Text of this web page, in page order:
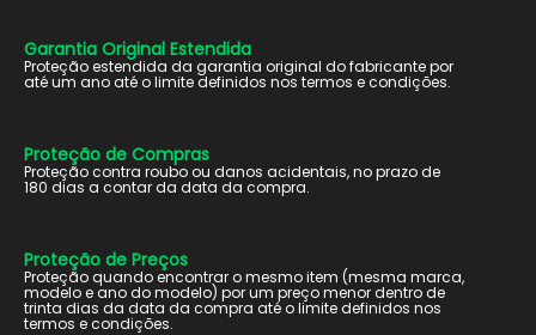
Garantia Original Estendida
Proteção estendida da garantia original do fabricante por
até um ano até o limite definidos nos termos e condições.
Proteção de Compras
Proteção contra roubo ou danos acidentais, no prazo de
180 dias a contar da data da compra.
Proteção de Preços
Proteção quando encontrar o mesmo item (mesma marca,
modelo e ano do modelo) por um preço menor dentro de
trinta dias da data da compra até o limite definidos nos
termos e condições.